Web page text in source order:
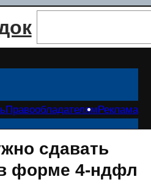
ПравообладателямРеклама
сдавать
форме 4-ндфл